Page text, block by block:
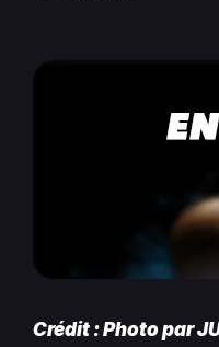
Crédit : Photo par